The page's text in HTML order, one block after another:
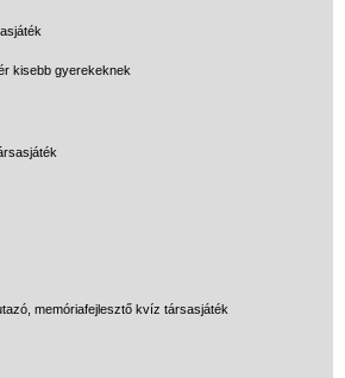
kisebb gyerekeknek
memóriafejlesztő kvíz társasjáték